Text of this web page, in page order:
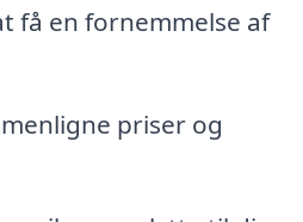
få en fornemmelse af
priser og